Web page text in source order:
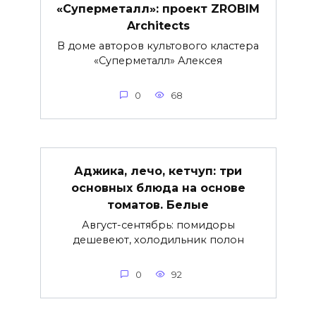
«Суперметалл»: проект ZROBIM
Architects
В доме авторов культового кластера
«Суперметалл» Алексея
0 68
Аджика, лечо, кетчуп: три
основных блюда на основе
томатов. Белые
Август-сентябрь: помидоры
дешевеют, холодильник полон
0 92